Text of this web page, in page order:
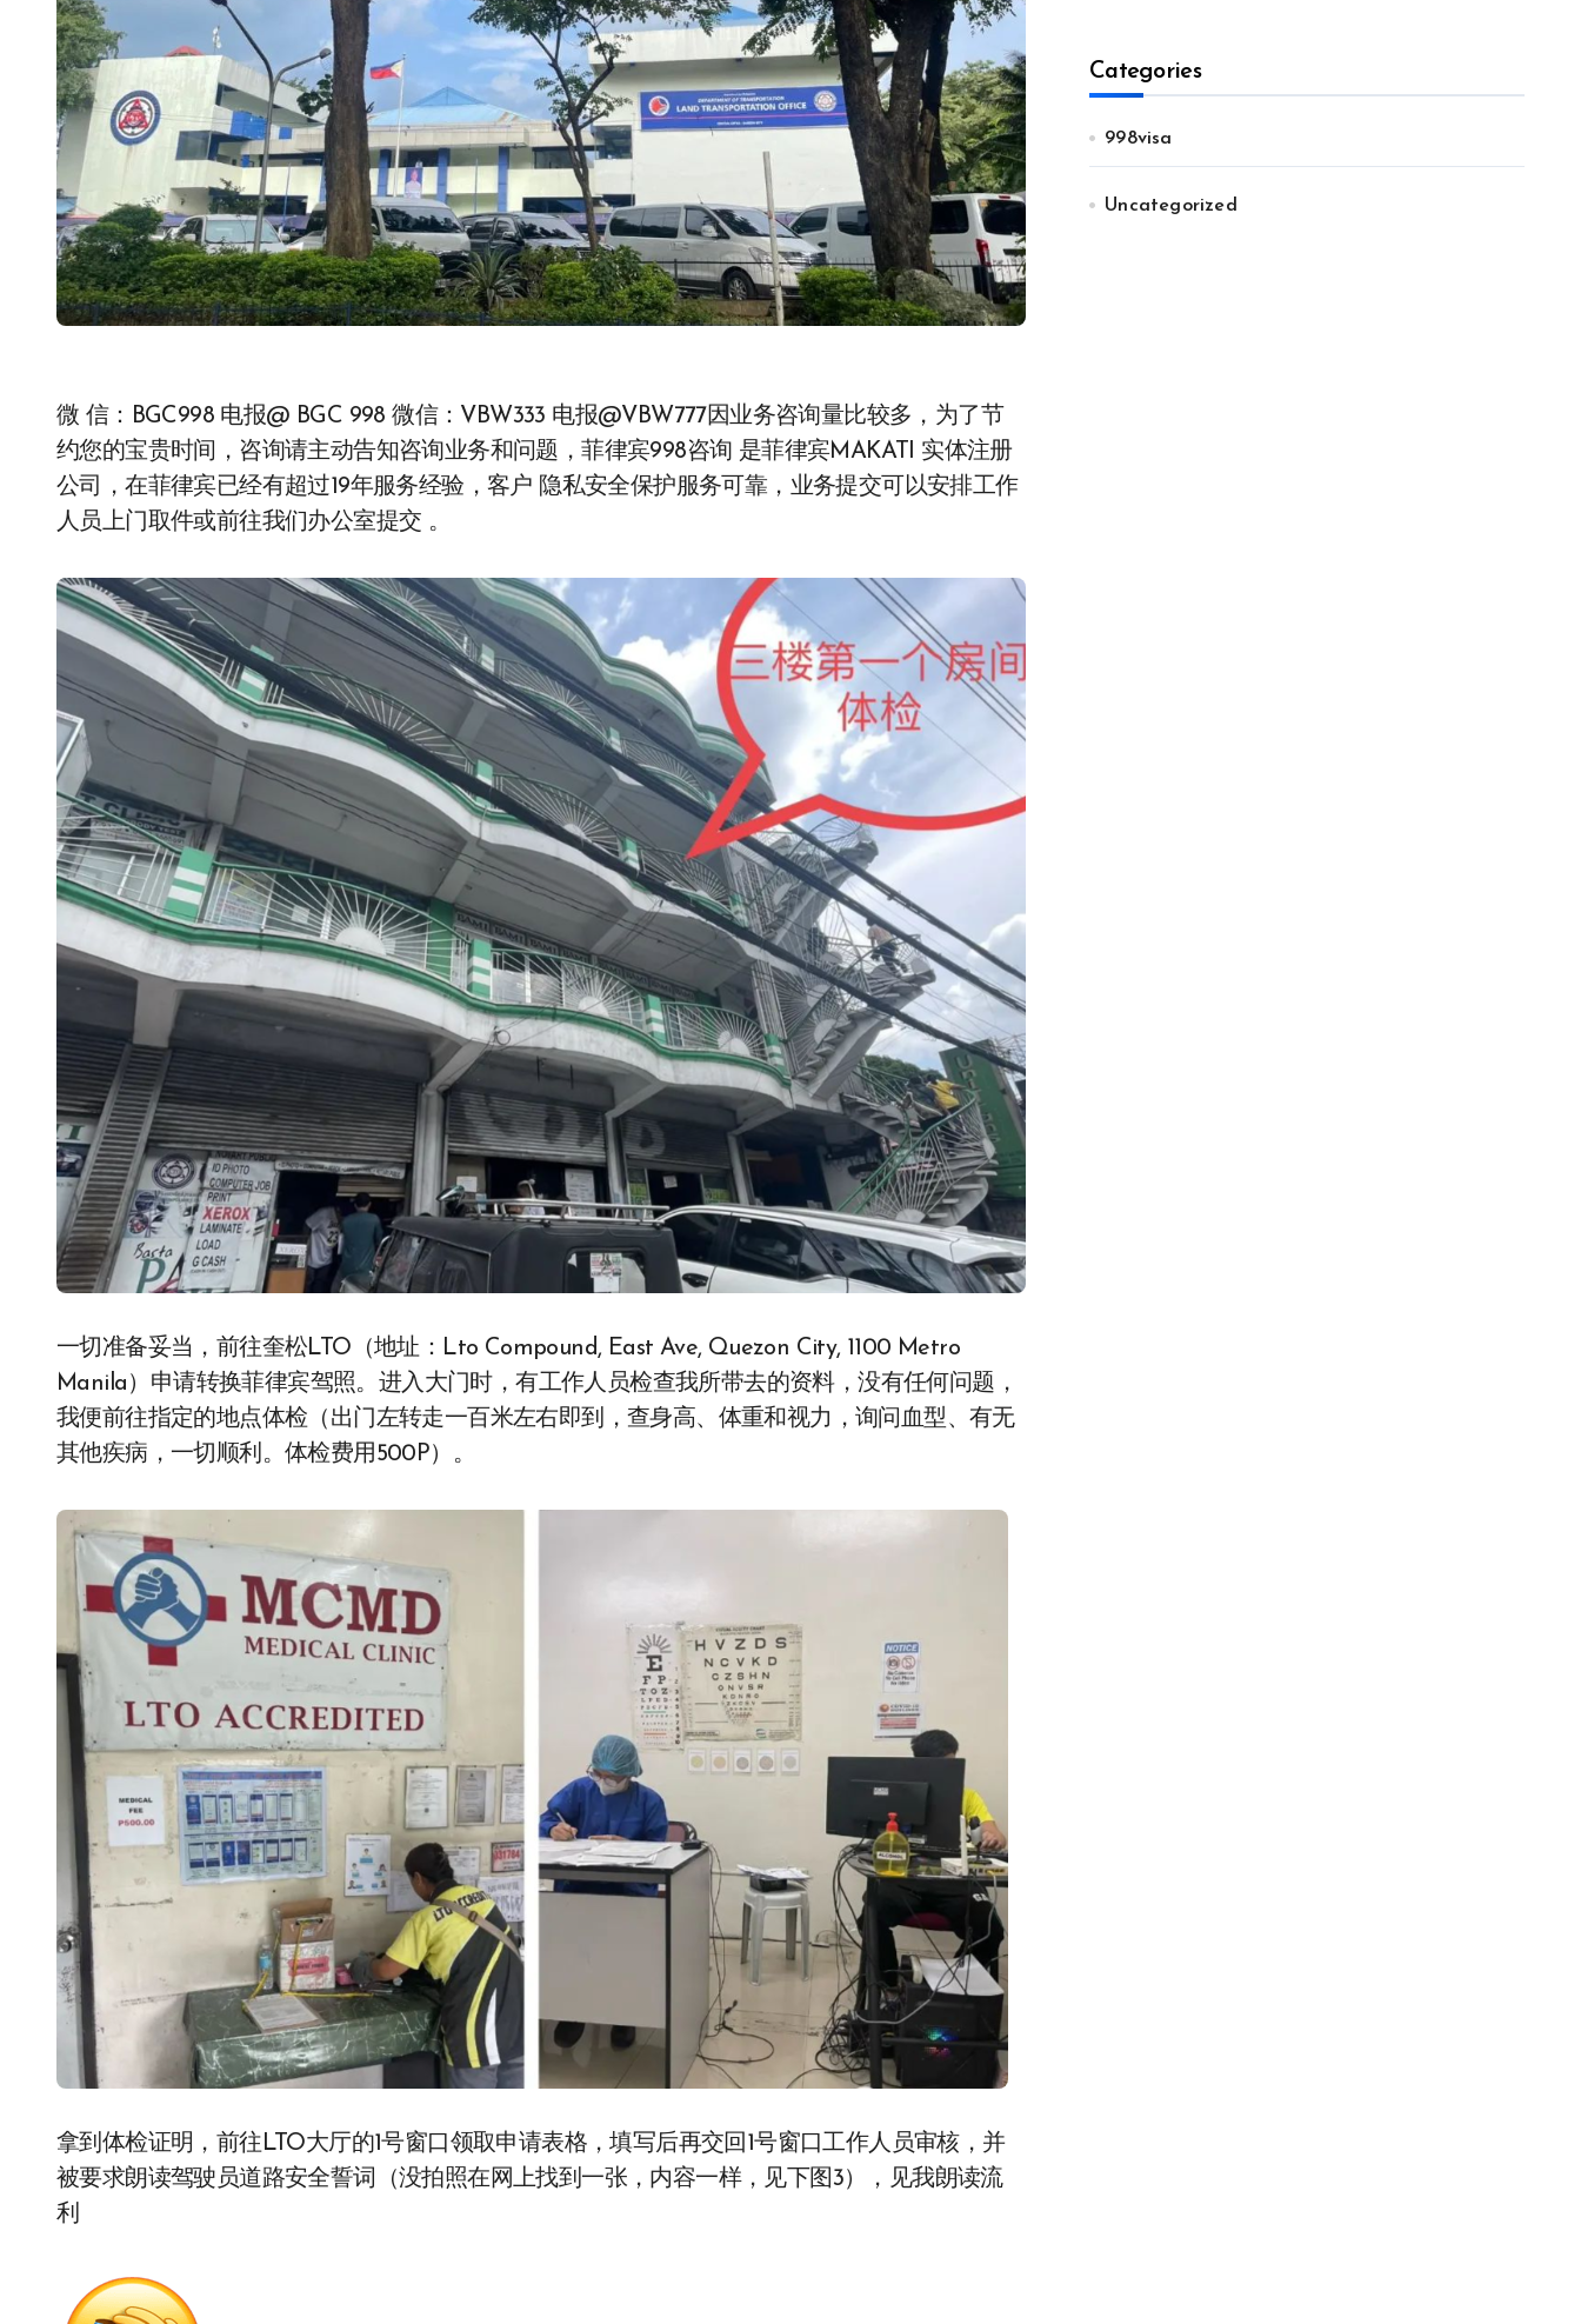
微 信：BGC998 电报@ BGC 998 微信：VBW333 电报@VBW777因业务咨询量比较多，为了节
约您的宝贵时间，咨询请主动告知咨询业务和问题，菲律宾998咨询 是菲律宾MAKATI 实体注册
公司，在菲律宾已经有超过19年服务经验，客户 隐私安全保护服务可靠，业务提交可以安排工作
人员上门取件或前往我们办公室提交 。
一切准备妥当，前往奎松LTO（地址：Lto Compound, East Ave, Quezon City, 1100 Metro
Manila）申请转换菲律宾驾照。进入大门时，有工作人员检查我所带去的资料，没有任何问题，
我便前往指定的地点体检（出门左转走一百米左右即到，查身高、体重和视力，询问血型、有无
其他疾病，一切顺利。体检费用500P）。
拿到体检证明，前往LTO大厅的1号窗口领取申请表格，填写后再交回1号窗口工作人员审核，并
被要求朗读驾驶员道路安全誓词（没拍照在网上找到一张，内容一样，见下图3），见我朗读流
利
Categories
998visa
Uncategorized